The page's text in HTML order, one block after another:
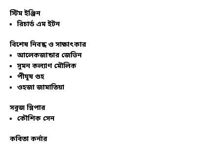
স্টিম ইঞ্জিন
রিচার্ড এম ইটন
বিশেষ নিবন্ধ ও সাক্ষাৎকার
আলেকজান্ডার জেভিন
সুমন কল্যাণ মৌলিক
পীযূষ গুহ
ওহজা জামাতিয়া
সবুজ স্লিপার
কৌশিক সেন
কবিতা কর্নার